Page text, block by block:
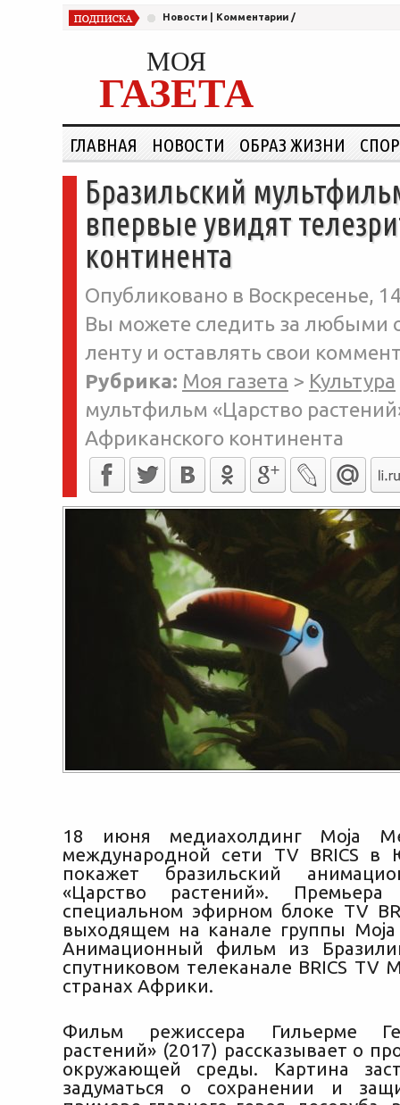
Новости Комментарии /
МОЯ
ГАЗЕТА
ГЛАВНАЯ НОВОСТИ ОБРАЗ ЖИЗНИ
Бразильский
впервые увидят
континента
Опубликовано в Воскресенье,
Вы можете следить за любыми
ленту и оставлять свои
Рубрика: Моя газета > Культура
мультфильм «Царство
Африканского континента
18 июня медиахолдинг Moja
международной сети TV BRICS
покажет бразильский
«Царство растений».
специальном эфирном блоке TV
выходящем на канале группы
Анимационный фильм из
спутниковом телеканале BRICS TV
странах Африки.
Фильм режиссера Гильерме
растений» (2017) рассказывает о
окружающей среды. Картина
задуматься о сохранении и